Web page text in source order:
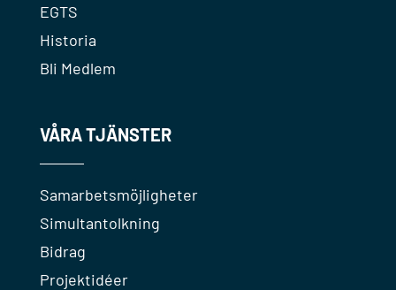
EGTS
Historia
Bli Medlem
VÅRA TJÄNSTER
Samarbetsmöjligheter
Simultantolkning
Bidrag
Projektidéer